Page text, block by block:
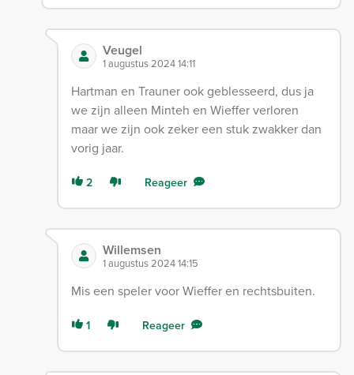
Veugel
1 augustus 2024 14:11
Hartman en Trauner ook geblesseerd, dus ja
we zijn alleen Minteh en Wieffer verloren
maar we zijn ook zeker een stuk zwakker dan
vorig jaar.
2 Reageer
Willemsen
1 augustus 2024 14:15
Mis een speler voor Wieffer en rechtsbuiten.
1 Reageer